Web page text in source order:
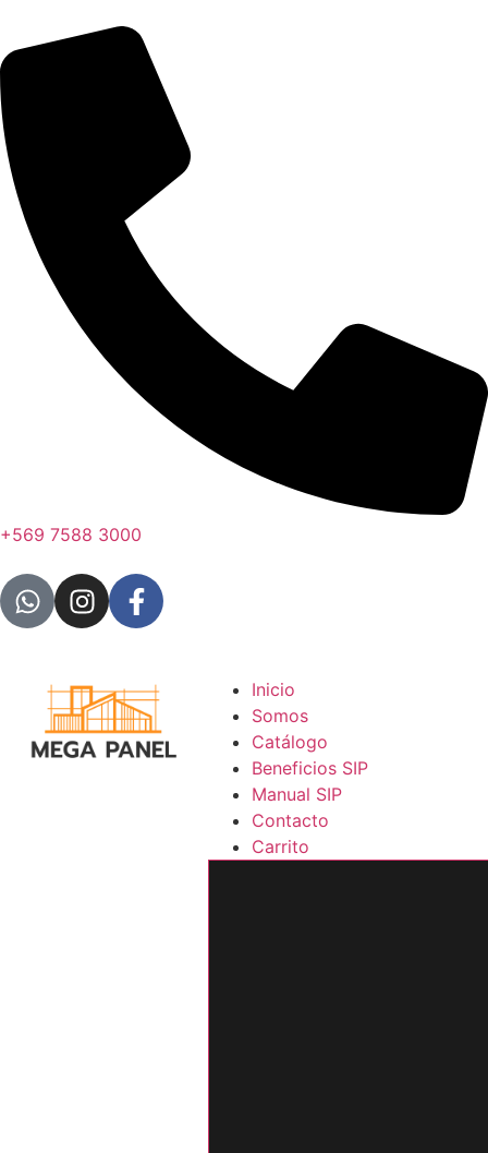
+569 7588 3000
Inicio
Somos
Catálogo
Beneficios SIP
Manual SIP
Contacto
Carrito